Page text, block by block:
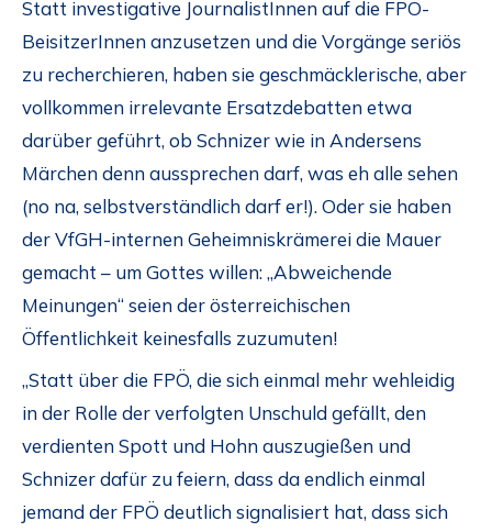
Statt investigative JournalistInnen auf die FPÖ-
BeisitzerInnen anzusetzen und die Vorgänge seriös
zu recherchieren, haben sie geschmäcklerische, aber
vollkommen irrelevante Ersatzdebatten etwa
darüber geführt, ob Schnizer wie in Andersens
Märchen denn aussprechen darf, was eh alle sehen
(no na, selbstverständlich darf er!). Oder sie haben
der VfGH-internen Geheimniskrämerei die Mauer
gemacht – um Gottes willen: „Abweichende
Meinungen“ seien der österreichischen
Öffentlichkeit keinesfalls zuzumuten!
„Statt über die FPÖ, die sich einmal mehr wehleidig
in der Rolle der verfolgten Unschuld gefällt, den
verdienten Spott und Hohn auszugießen und
Schnizer dafür zu feiern, dass da endlich einmal
jemand der FPÖ deutlich signalisiert hat, dass sich